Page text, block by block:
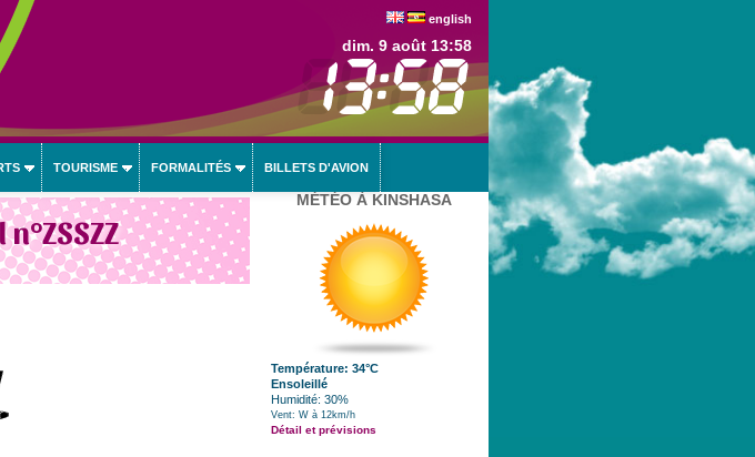
english
dim. 9 août 13:58
TOURISME FORMALITÉS BILLETS D'AVION
MÉTÉO À KINSHASA
Température: 34°C
Ensoleillé
Humidité: 30%
Vent: W à 12km/h
Détail et prévisions